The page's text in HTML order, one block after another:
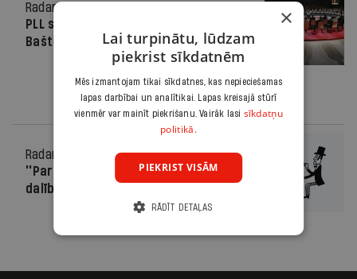
Radars
PLL sarakstu līderi arī Strode un
Baštiks
Radars
02.06.2010.
''Par labu Latviju'' liegs Slakterim
dalību vēlēšanās
×
Lai turpinātu, lūdzam
piekrist sīkdatnēm
Mēs izmantojam tikai sīkdatnes, kas nepieciešamas
lapas darbībai un analītikai. Lapas kreisajā stūrī
vienmēr var mainīt piekrišanu. Vairāk lasi sīkdatņu
politikā.
PIEKRIST VISĀM
RĀDĪT DETAĻAS